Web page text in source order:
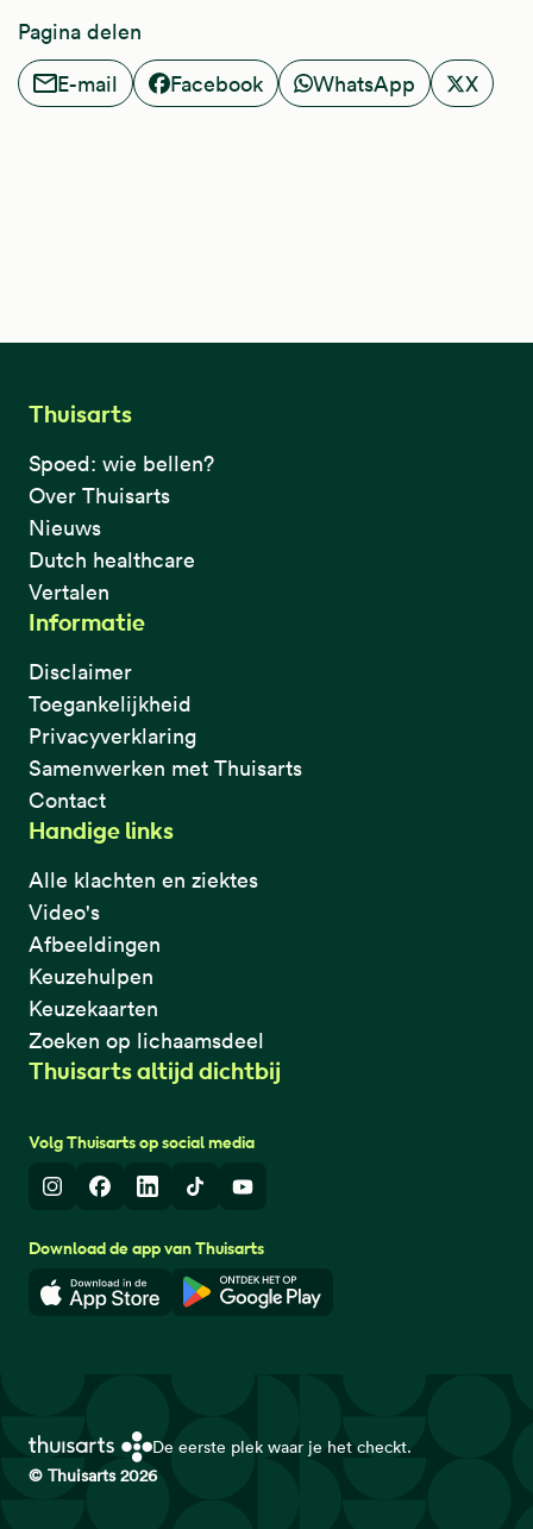
Pagina delen
E-mail
Facebook WhatsApp X
Thuisarts
Spoed: wie bellen?
Over Thuisarts
Nieuws
Dutch healthcare
Vertalen
Informatie
Disclaimer
Toegankelijkheid
Privacyverklaring
Samenwerken met Thuisarts
Contact
Handige links
Alle klachten en ziektes
Video's
Afbeeldingen
Keuzehulpen
Keuzekaarten
Zoeken op lichaamsdeel
Thuisarts altijd dichtbij
Volg Thuisarts op social media
InstagramFacebook
LinkedInTikTokYoutube
Download de app van Thuisarts
Download in de App StoreDownload in de Google Play
De eerste plek waar je het checkt.
© Thuisarts 2026